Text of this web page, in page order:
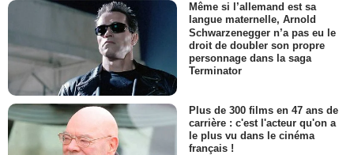
Même si l’allemand est sa
langue maternelle, Arnold
Schwarzenegger n’a pas eu le
droit de doubler son propre
personnage dans la saga
Terminator
Plus de 300 films en 47 ans de
carrière : c'est l'acteur qu'on a
le plus vu dans le cinéma
français !